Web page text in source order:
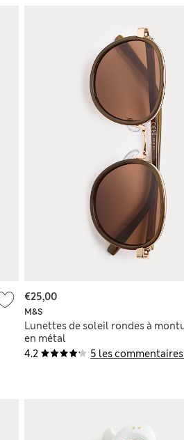
4.2 5 les
M&S
Lunettes de soleil rondes à
en métal
€25,00